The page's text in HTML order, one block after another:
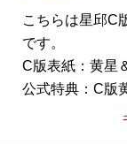
こちらは星邱C
です。
C版表紙：黄星
公式特典：C版